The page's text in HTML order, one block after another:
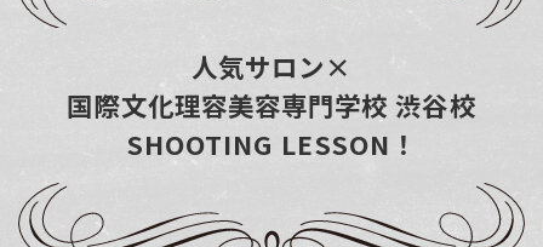
人気サロン×
国際文化理容美容専門学校 渋谷校
SHOOTING LESSON！